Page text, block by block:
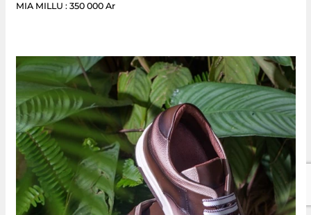
MIA MILLU : 350 000 Ar